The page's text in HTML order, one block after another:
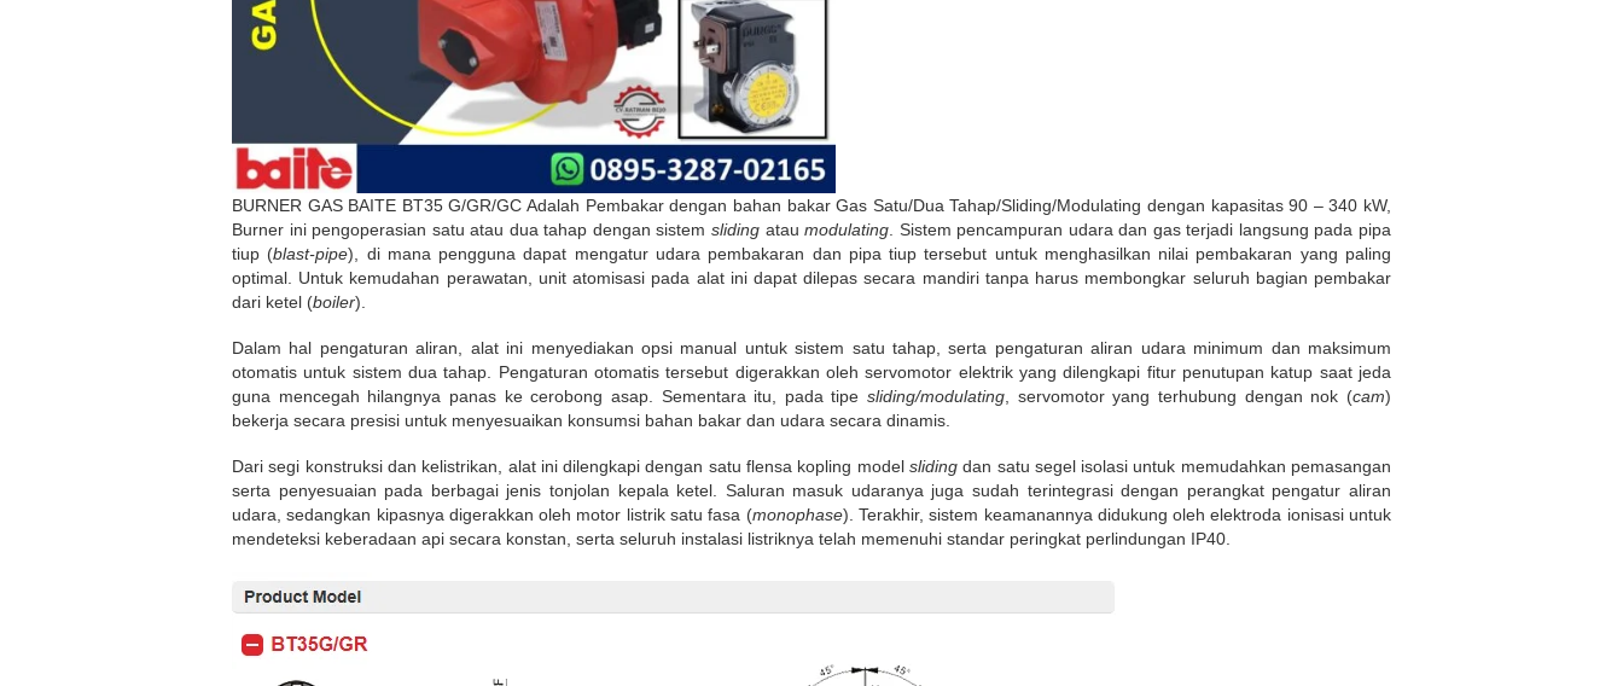
BURNER GAS BAITE BT35 G/GR/GC Adalah Pembakar dengan bahan bakar Gas Satu/Dua Tahap/Sliding/Modulating dengan kapasitas 90 – 340 kW,
Burner inipengoperasian satu atau dua tahap dengan sistem slidingataumodulating . Sistem pencampuran udara dan gas terjadi langsung pada pipa
tiup (blast-pipe), di mana pengguna dapat mengatur udara pembakaran dan pipa tiup tersebut untuk menghasilkan nilai pembakaran yang paling
optimal. Untuk kemudahan perawatan, unit atomisasi pada alat ini dapat dilepas secara mandiri tanpa harus membongkar seluruh bagian pembakar
dari ketel (boiler).
Dalam hal pengaturan aliran, alat ini menyediakan opsi manual untuk sistem satu tahap, serta pengaturan aliran udara minimum dan maksimum
otomatis untuk sistem dua tahap. Pengaturan otomatis tersebut digerakkan oleh servomotor elektrik yang dilengkapi fitur penutupan katup saat jeda
guna mencegah hilangnya panas ke cerobong asap. Sementara itu, pada tipesliding/modulating , servomotor yang terhubung dengan nok (cam)
bekerja secara presisi untuk menyesuaikan konsumsi bahan bakar dan udara secara dinamis.
Dari segi konstruksi dan kelistrikan, alat ini dilengkapi dengan satu flensa kopling model slidingdan satu segel isolasi untuk memudahkan pemasangan
serta penyesuaian pada berbagai jenis tonjolan kepala ketel. Saluran masuk udaranya juga sudah terintegrasi dengan perangkat pengatur aliran
udara, sedangkan kipasnya digerakkan oleh motor listrik satu fasa (monophase). Terakhir, sistem keamanannya didukung oleh elektroda ionisasi untuk
mendeteksi keberadaan api secara konstan, serta seluruh instalasi listriknya telah memenuhi standar peringkat perlindungan IP40.